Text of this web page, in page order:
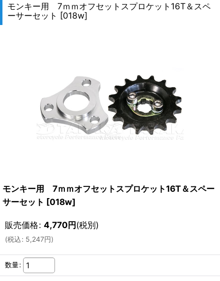
モンキー用 7ｍｍオフセットスプロケット16T＆スペ
ーサーセット [018w]
モンキー用 7ｍｍオフセットスプロケット16T＆スペー
サーセット [018w]
販売価格: 4,770円(税別)
(税込: 5,247円)
数量: